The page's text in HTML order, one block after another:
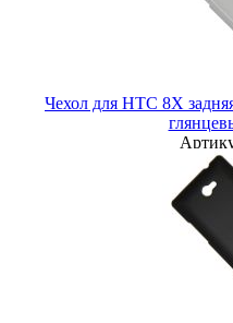
Чехол для HTC 8X
мелкий
опт
Новая